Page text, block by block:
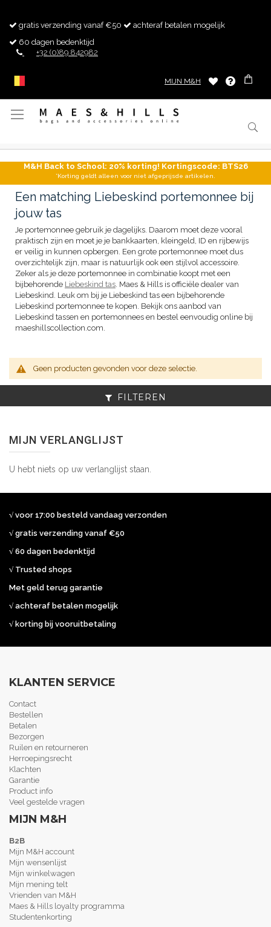
gratis verzending vanaf €50
achteraf betalen mogelijk
60 dagen bedenktijd
+32 (0)89 842982
MIJN M&H
Toggle
M&H Back to School: 20% korting! Kortingscode: BTS26
*Korting geldt alleen voor niet afgeprijsde artikelen.
Een matching Liebeskind portemonnee bij
jouw tas
Je portemonnee gebruik je dagelijks. Daarom moet deze vooral
praktisch zijn en moet je je bankkaarten, kleingeld, ID en rijbewijs
er veilig in kunnen opbergen. Een grote portemonnee moet dus
overzichtelijk zijn, maar is natuurlijk ook een stijlvol accessoire.
Zeker als je deze portemonnee in combinatie koopt met een
bijbehorende Liebeskind tas. Maes & Hills is officiële dealer van
Liebeskind. Leuk om bij je Liebeskind tas een bijbehorende
Liebeskind portemonnee te kopen. Bekijk ons aanbod van
Liebeskind tassen en portemonnees en bestel eenvoudig online bij
maeshillscollection.com.
Geen producten gevonden voor deze selectie.
FILTEREN
MIJN VERLANGLIJST
U hebt niets op uw verlanglijst staan.
√ voor 17:00 besteld vandaag verzonden
√ gratis verzending vanaf €50
√ 60 dagen bedenktijd
√ Trusted shops
Met geld terug garantie
√ achteraf betalen mogelijk
√ korting bij vooruitbetaling
KLANTEN SERVICE
Contact
Bestellen
Betalen
Bezorgen
Ruilen en retourneren
Herroepingsrecht
Klachten
Garantie
Product info
Veel gestelde vragen
MIJN M&H
B2B
Mijn M&H account
Mijn wensenlijst
Mijn winkelwagen
Mijn mening telt
Vrienden van M&H
Maes & Hills loyalty programma
Studentenkorting